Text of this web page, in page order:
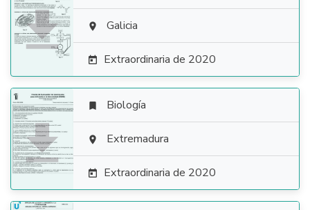
  Galicia
 Extraordinaria de 2020

 Biología
 Extremadura
 Extraordinaria de 2020